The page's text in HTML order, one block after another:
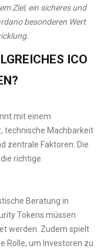
Ziel, ein sicheres und
besonderen Wert
ICO
mit einem
technische Machbarkeit
zentrale Faktoren. Die
richtige
Beratung in
Tokens müssen
werden. Zudem spielt
Rolle, um Investoren zu